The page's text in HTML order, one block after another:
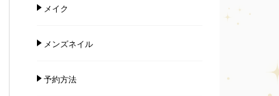
メイク
メンズネイル
予約方法